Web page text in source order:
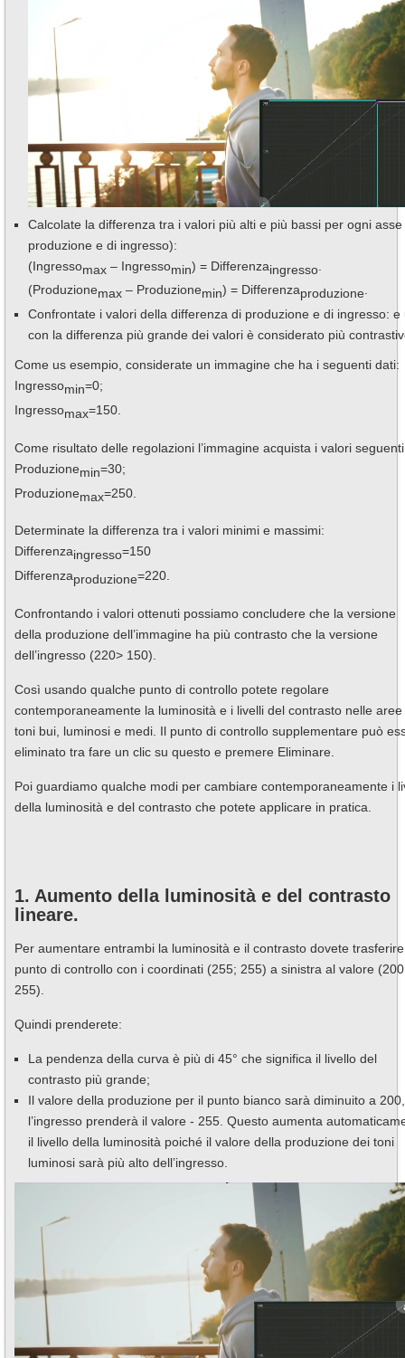
Calcolate la differenza tra i valori più alti e più bassi per ogni asse
produzione e di ingresso):
(Ingressomax – Ingressomin) = Differenzaingresso
(Produzionemax – Produzionemin) = Differenzaproduzione.
Confrontate i valori della differenza di produzione e di ingresso: e
con la differenza più grande dei valori è considerato più
Come us esempio, considerate un immagine che ha i seguenti dati:
Ingressomin=0;
Ingressomax=150.
Come risultato delle regolazioni l’immagine acquista i valori
Produzionemin=30;
Produzionemax=250.
Determinate la differenza tra i valori minimi e massimi:
Differenzaingresso=150
Differenzaproduzione=220.
Confrontando i valori ottenuti possiamo concludere che la versione
della produzione dell’immagine ha più contrasto che la versione
dell’ingresso (220> 150).
Così usando qualche punto di controllo potete regolare
contemporaneamente la luminosità e i livelli del contrasto nelle aree
toni bui, luminosi e medi. Il punto di controllo supplementare può
eliminato tra fare un clic su questo e premere Eliminare.
Poi guardiamo qualche modi per cambiare contemporaneamente i
della luminosità e del contrasto che potete applicare in pratica.
1. Aumento della luminosità e del contrasto
lineare.
Per aumentare entrambi la luminosità e il contrasto dovete
punto di controllo con i coordinati (255; 255) a sinistra al valore
255).
Quindi prenderete:
La pendenza della curva è più di 45° che significa il livello del
contrasto più grande;
Il valore della produzione per il punto bianco sarà diminuito a
l’ingresso prenderà il valore - 255. Questo aumenta
il livello della luminosità poiché il valore della produzione dei toni
luminosi sarà più alto dell’ingresso.